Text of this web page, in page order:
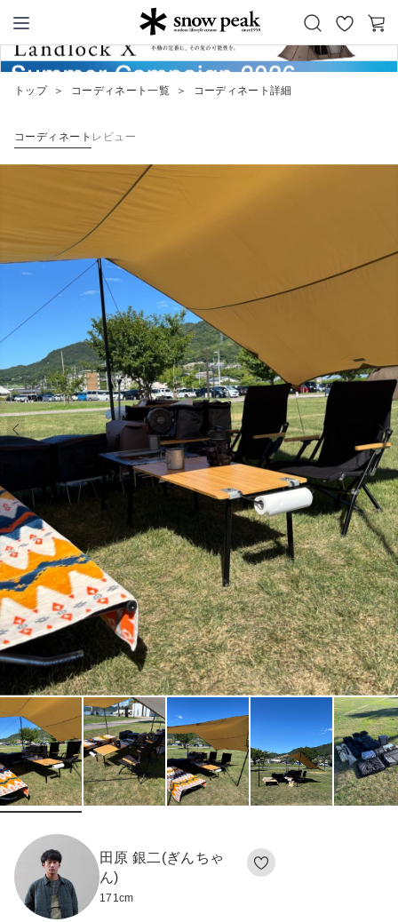
Snow Peak
お
気
カ
ー
トップ ＞ コーディネート一覧 ＞ コーディネート詳細
コーディネート レビュー
田原 銀二(ぎんちゃ
ん)
171cm